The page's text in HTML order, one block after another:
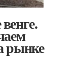
рынке